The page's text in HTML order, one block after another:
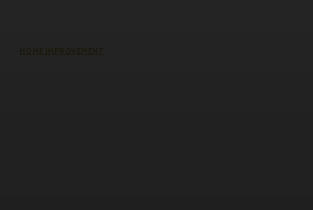
HOME IMPROVEMENT